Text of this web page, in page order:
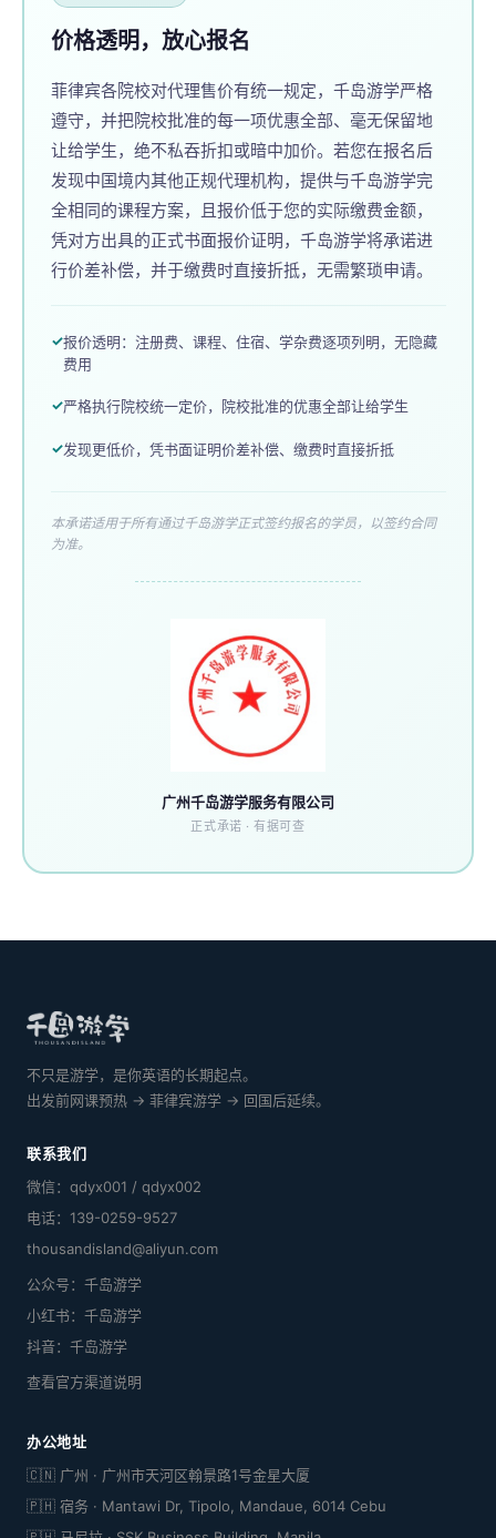
价格透明，放心报名
菲律宾各院校对代理售价有统一规定，千岛游学严格
遵守，并把院校批准的每一项优惠全部、毫无保留地
让给学生，绝不私吞折扣或暗中加价。若您在报名后
发现中国境内其他正规代理机构，提供与千岛游学完
全相同的课程方案，且报价低于您的实际缴费金额，
凭对方出具的正式书面报价证明，千岛游学将承诺进
行价差补偿，并于缴费时直接折抵，无需繁琐申请。
报价透明：注册费、课程、住宿、学杂费逐项列明，无隐藏
费用
严格执行院校统一定价，院校批准的优惠全部让给学生
发现更低价，凭书面证明价差补偿、缴费时直接折抵
本承诺适用于所有通过千岛游学正式签约报名的学员，以签约合同
为准。
广州千岛游学服务有限公司
正式承诺 · 有据可查
不只是游学，是你英语的长期起点。
出发前网课预热 → 菲律宾游学 → 回国后延续。
联系我们
微信：qdyx001 / qdyx002
电话：139-0259-9527
thousandisland@aliyun.com
公众号：千岛游学
小红书：千岛游学
抖音：千岛游学
查看官方渠道说明
办公地址
🇨🇳 广州 · 广州市天河区翰景路1号金星大厦
🇵🇭 宿务 · Mantawi Dr, Tipolo, Mandaue, 6014 Cebu